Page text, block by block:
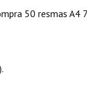
50 resmas A4